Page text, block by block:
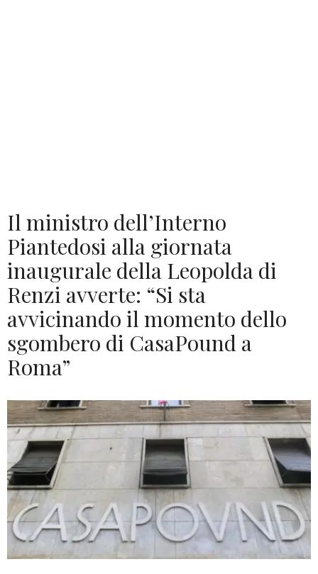
Il ministro dell’Interno
Piantedosi alla giornata
inaugurale della Leopolda di
Renzi avverte: “Si sta
avvicinando il momento dello
sgombero di CasaPound a
Roma”